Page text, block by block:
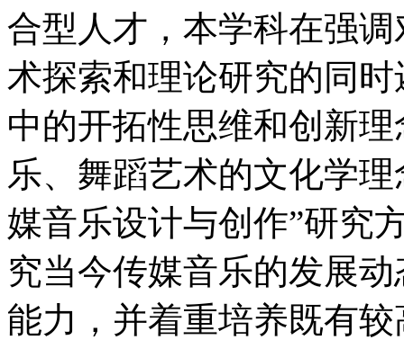
合型人才，本学科在强
术探索和理论研究的同
中的开拓性思维和创新
乐、舞蹈艺术的文化学
媒音乐设计与创作”研究
究当今传媒音乐的发展
能力，并着重培养既有